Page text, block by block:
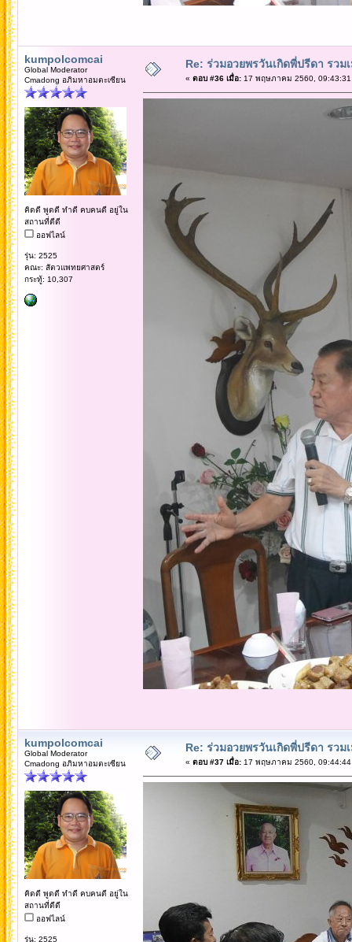
kumpolcomcai
Global Moderator
Cmadong อภิมหาอมตะเซียน
คิดดี พูดดี ทำดี คบคนดี อยู่ใน
สถานที่ดีดี
ออฟไลน์
รุ่น: 2525
คณะ: สัตวแพทยศาสตร์
กระทู้: 10,307
Re: ร่วมอวยพรวันเกิดพี่ปรีดา รวม
« ตอบ #36 เมื่อ:17 พฤษภาคม 2560, 09:43:31
kumpolcomcai
Global Moderator
Cmadong อภิมหาอมตะเซียน
คิดดี พูดดี ทำดี คบคนดี อยู่ใน
สถานที่ดีดี
ออฟไลน์
รุ่น: 2525
Re: ร่วมอวยพรวันเกิดพี่ปรีดา รวม
« ตอบ #37 เมื่อ:17 พฤษภาคม 2560, 09:44:44